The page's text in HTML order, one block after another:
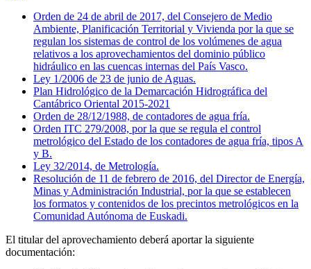
Orden de 24 de abril de 2017, del Consejero de Medio
Ambiente, Planificación Territorial y Vivienda por la que se
regulan los sistemas de control de los volúmenes de agua
relativos a los aprovechamientos del dominio público
hidráulico en las cuencas internas del País Vasco.
Ley 1/2006 de 23 de junio de Aguas.
Plan Hidrológico de la Demarcación Hidrográfica del
Cantábrico Oriental 2015-2021
Orden de 28/12/1988, de contadores de agua fría.
Orden ITC 279/2008, por la que se regula el control
metrológico del Estado de los contadores de agua fría, tipos A
y B.
Ley 32/2014, de Metrología.
Resolución de 11 de febrero de 2016, del Director de Energía,
Minas y Administración Industrial, por la que se establecen
los formatos y contenidos de los precintos metrológicos en la
Comunidad Autónoma de Euskadi.
El titular del aprovechamiento deberá aportar la siguiente
documentación: